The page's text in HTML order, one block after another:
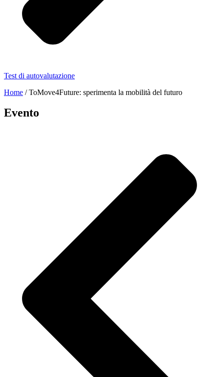
Test di autovalutazione
Home /ToMove4Future: sperimenta la mobilità del futuro
Evento